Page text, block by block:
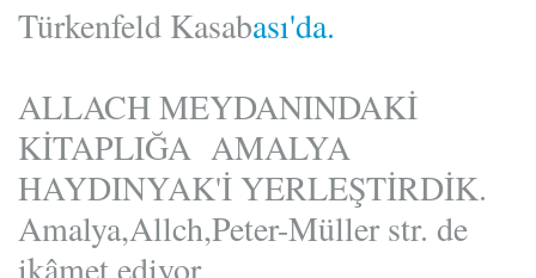
Türkenfeld Kasabası'da.
ALLACH MEYDANINDAKİ
KİTAPLIĞA AMALYA
HAYDINYAK'İ YERLEŞTİRDİK.
Amalya,Allch,Peter-Müller str. de
ikâmet ediyor.